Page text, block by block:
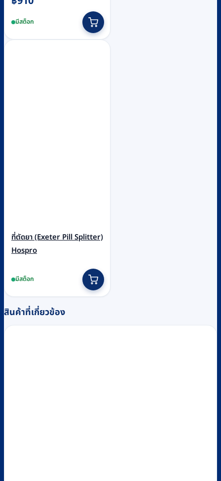
มีสต็อก
ที่ตัดยา (Exeter Pill Splitter)
Hospro
มีสต็อก
สินค้าที่เกี่ยวข้อง